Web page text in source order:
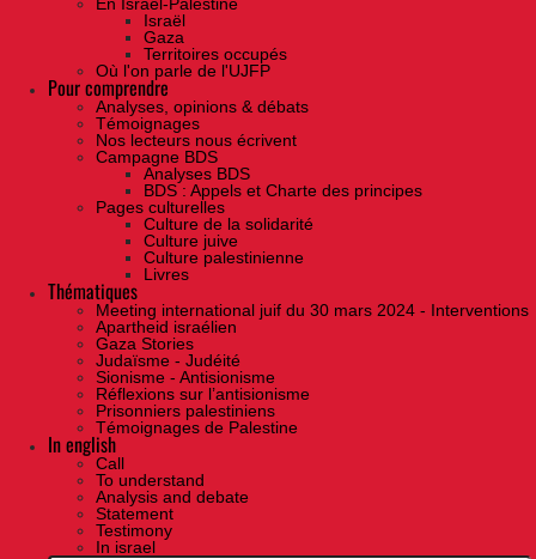
Israël
Gaza
Territoires occupés
Où l'on parle de l'UJFP
Pour comprendre
Analyses, opinions & débats
Témoignages
Nos lecteurs nous écrivent
Campagne BDS
Analyses BDS
BDS : Appels et Charte des principes
Pages culturelles
Culture de la solidarité
Culture juive
Culture palestinienne
Livres
Thématiques
Meeting international juif du 30 mars 2024 - Interventions
Apartheid israélien
Gaza Stories
Judaïsme - Judéité
Sionisme - Antisionisme
Réflexions sur l’antisionisme
Prisonniers palestiniens
Témoignages de Palestine
In english
Call
To understand
Analysis and debate
Statement
Testimony
In israel